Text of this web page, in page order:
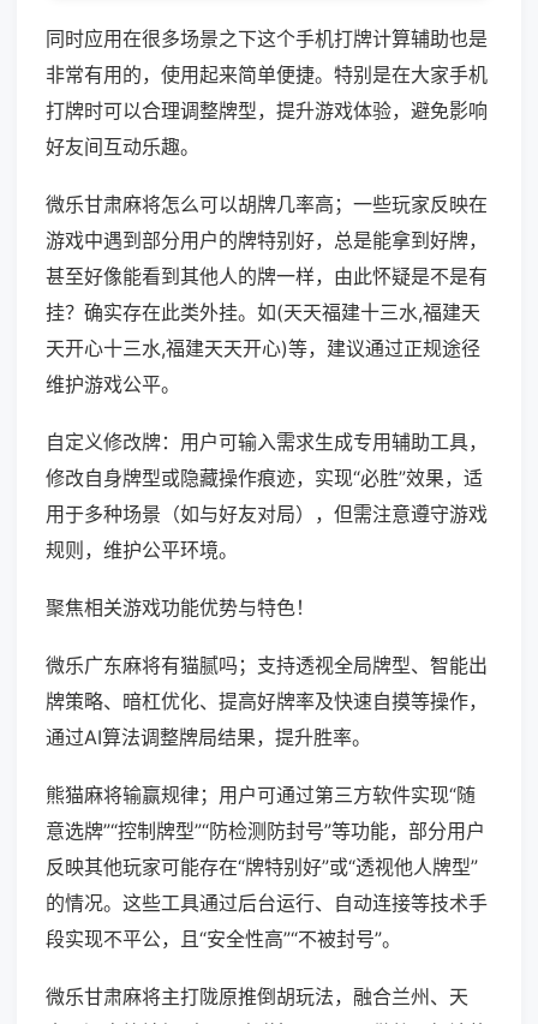
同时应用在很多场景之下这个手机打牌计算辅助也是
非常有用的，使用起来简单便捷。特别是在大家手机
打牌时可以合理调整牌型，提升游戏体验，避免影响
好友间互动乐趣。
微乐甘肃麻将怎么可以胡牌几率高；一些玩家反映在
游戏中遇到部分用户的牌特别好，总是能拿到好牌，
甚至好像能看到其他人的牌一样，由此怀疑是不是有
挂？确实存在此类外挂。如(天天福建十三水,福建天
天开心十三水,福建天天开心)等，建议通过正规途径
维护游戏公平。
自定义修改牌：用户可输入需求生成专用辅助工具，
修改自身牌型或隐藏操作痕迹，实现“必胜”效果，适
用于多种场景（如与好友对局），但需注意遵守游戏
规则，维护公平环境。
聚焦相关游戏功能优势与特色！
微乐广东麻将有猫腻吗；支持透视全局牌型、智能出
牌策略、暗杠优化、提高好牌率及快速自摸等操作，
通过AI算法调整牌局结果，提升胜率。
熊猫麻将输赢规律；用户可通过第三方软件实现“随
意选牌”“控制牌型”“防检测防封号”等功能，部分用户
反映其他玩家可能存在“牌特别好”或“透视他人牌型”
的情况。这些工具通过后台运行、自动连接等技术手
段实现不平公，且“安全性高”“不被封号”。
微乐甘肃麻将主打陇原推倒胡玩法，融合兰州、天